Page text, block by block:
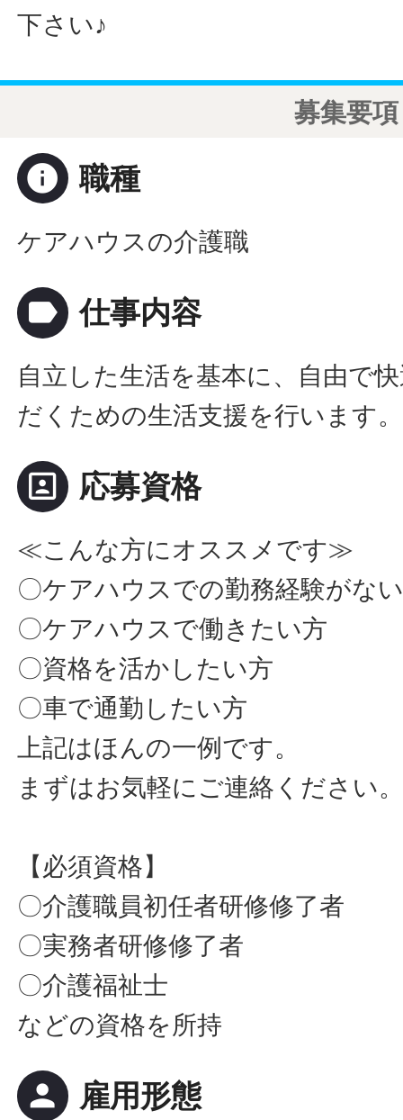
下さい♪
募集要項
info 職種
ケアハウスの介護職
label 仕事内容
自立した生活を基本に、自由で
だくための生活支援を行います。
portrait 応募資格
≪こんな方にオススメです≫
〇ケアハウスでの勤務経験がな
〇ケアハウスで働きたい方
〇資格を活かしたい方
〇車で通勤したい方
上記はほんの一例です。
まずはお気軽にご連絡ください
【必須資格】
〇介護職員初任者研修修了者
〇実務者研修修了者
〇介護福祉士
などの資格を所持
person 雇用形態